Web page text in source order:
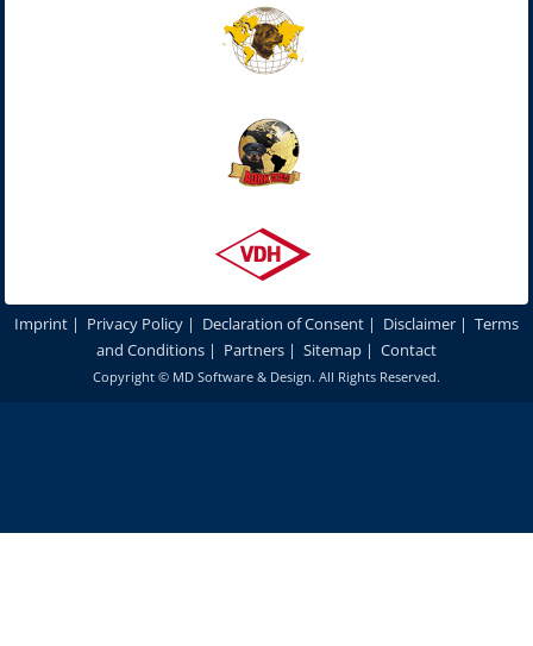
Imprint | Privacy Policy | Declaration of Consent | Disclaimer | Terms
and Conditions | Partners | Sitemap | Contact
Copyright © MD Software & Design. All Rights Reserved.